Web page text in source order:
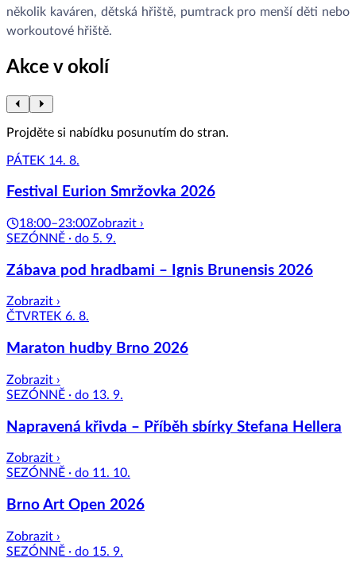
několik kaváren, dětská hřiště, pumtrack pro menší děti nebo
workoutové hřiště.
Akce v okolí
Projděte si nabídku posunutím do stran.
PÁTEK 14. 8.
Festival Eurion Smržovka 2026
18:00–23:00Zobrazit ›
SEZÓNNĚ · do 5. 9.
Zábava pod hradbami – Ignis Brunensis 2026
Zobrazit ›
ČTVRTEK 6. 8.
Maraton hudby Brno 2026
Zobrazit ›
SEZÓNNĚ · do 13. 9.
Napravená křivda – Příběh sbírky Stefana Hellera
Zobrazit ›
SEZÓNNĚ · do 11. 10.
Brno Art Open 2026
Zobrazit ›
SEZÓNNĚ · do 15. 9.